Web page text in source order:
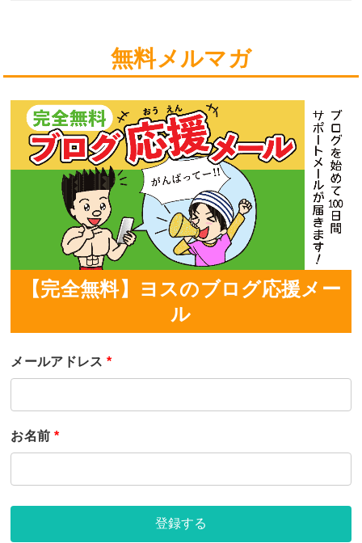
無料メルマガ
【完全無料】ヨスのブログ応援メー
ル
メールアドレス *
お名前 *
登録する